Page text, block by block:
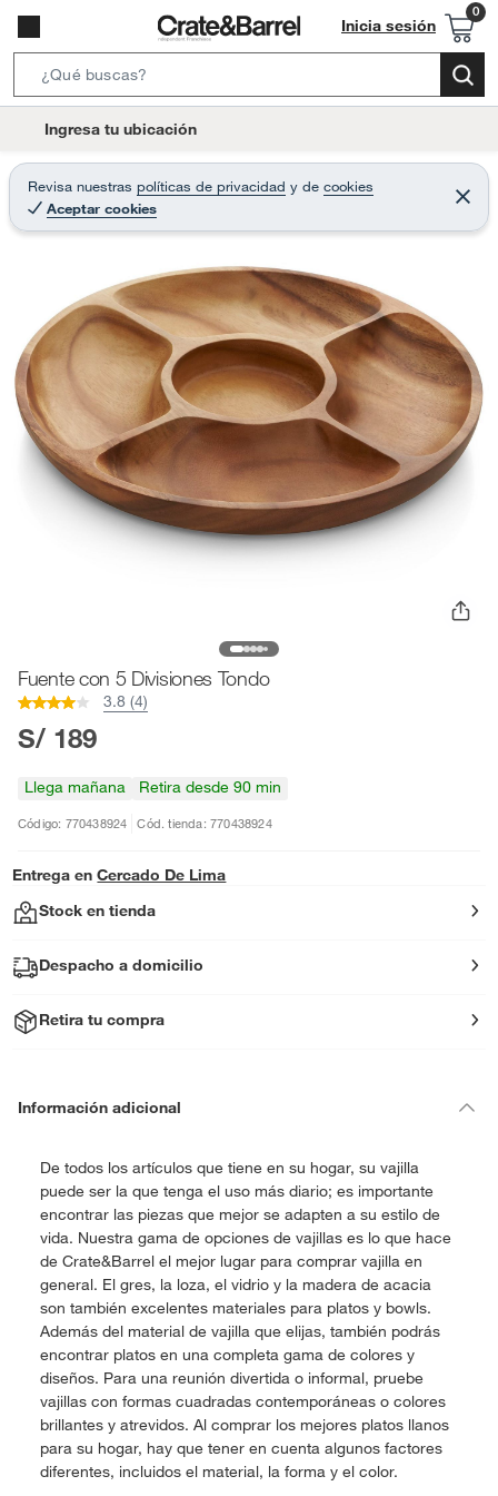
Inicia sesión
e
r
c
a
r
t
i
c
o
Ingresa tu ubicación
Revisa nuestras políticas de privacidad y de cookies
Aceptar cookies
C
e
r
Fuente con 5 Divisiones Tondo
3.8 (4)
S/ 189
Llega mañana Retira desde 90 min
Código: 770438924 Cód. tienda: 770438924
Entrega en Cercado De Lima
Stock en tienda
Despacho a domicilio
Retira tu compra
Información adicional
De todos los artículos que tiene en su hogar, su vajilla
puede ser la que tenga el uso más diario; es importante
encontrar las piezas que mejor se adapten a su estilo de
vida. Nuestra gama de opciones de vajillas es lo que hace
de Crate&Barrel el mejor lugar para comprar vajilla en
general. El gres, la loza, el vidrio y la madera de acacia
son también excelentes materiales para platos y bowls.
Además del material de vajilla que elijas, también podrás
encontrar platos en una completa gama de colores y
diseños. Para una reunión divertida o informal, pruebe
vajillas con formas cuadradas contemporáneas o colores
brillantes y atrevidos. Al comprar los mejores platos llanos
para su hogar, hay que tener en cuenta algunos factores
diferentes, incluidos el material, la forma y el color.